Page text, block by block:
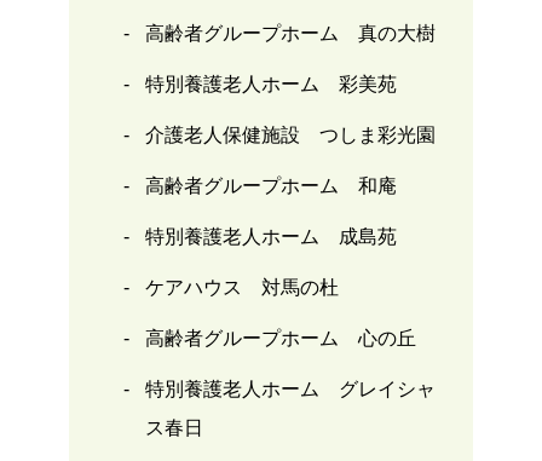
高齢者グループホーム 真の大樹
特別養護老人ホーム 彩美苑
介護老人保健施設 つしま彩光園
高齢者グループホーム 和庵
特別養護老人ホーム 成島苑
ケアハウス 対馬の杜
高齢者グループホーム 心の丘
特別養護老人ホーム グレイシャ
ス春日